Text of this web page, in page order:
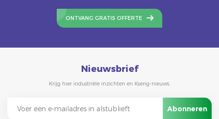
ONTVANG GRATIS OFFERTE
Nieuwsbrief
Krijg hier industriële inzichten en Kseng-nieuws.